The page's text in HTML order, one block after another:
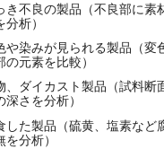
き不良の製品（不良部に素
分析）
や染みが見られる製品（変
の元素を比較）
、ダイカスト製品（試料断
深さを分析）
した製品（硫黄、塩素など
を分析）